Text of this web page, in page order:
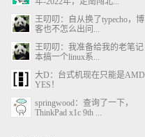
王叨叨：自从换了typecho，博
客也不怎么出问...
王叨叨：我准备给我的老笔记
本搞一个linux系...
大D：台式机现在只能是AMD
YES！
springwood：查询了一下，
ThinkPad x1c 9th ...